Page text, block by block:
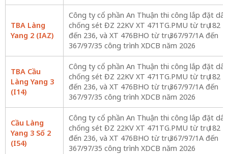
TBA Làng
Yang 2 (IAZ)
Công ty cổ phần An Thuận thi công lắp đặt dây
chống sét ĐZ 22KV XT 471TG.PMU từ trụ 182
đến 236, và XT 476BHO từ trụ 367/97/1A đến
367/97/35 công trình XDCB năm 2026
TBA Cầu
Làng Yang 3
(I14)
Công ty cổ phần An Thuận thi công lắp đặt dây
chống sét ĐZ 22KV XT 471TG.PMU từ trụ 182
đến 236, và XT 476BHO từ trụ 367/97/1A đến
367/97/35 công trình XDCB năm 2026
Cầu Làng
Yang 3 Số 2
(I54)
Công ty cổ phần An Thuận thi công lắp đặt dây
chống sét ĐZ 22KV XT 471TG.PMU từ trụ 182
đến 236, và XT 476BHO từ trụ 367/97/1A đến
367/97/35 công trình XDCB năm 2026